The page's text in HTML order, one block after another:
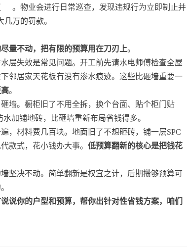
。物业会进行日常巡查，发现违规行为立即制止并
万的罚款。
量不动，把有限的预算用在刀刃上。
层失效是常见问题。开工前先请水电师傅检查全屋
邻居家天花板有没有渗水痕迹。这些比砸墙重要一
。
墙。橱柜旧了不用全拆，换个台面、贴个柜门贴
加铺地砖，比砸墙重新布局省钱得多。
，材料费几百块。地面旧了不想砸砖，铺一层SPC
款式，花小钱办大事。低预算翻新的核心是把钱花
坚决不动。简单翻新是权宜之计，后期攒够预算可
说你的户型和预算，帮你出针对性省钱方案，咱们